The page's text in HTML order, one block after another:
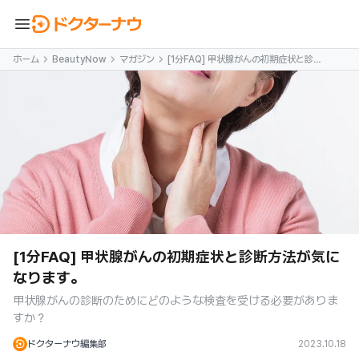
menu
ホーム BeautyNow マガジン
[1分FAQ] 甲状腺がんの初期症状と診断
方法が気になります。
[1分FAQ] 甲状腺がんの初期症状と診断方法が気に
なります。
甲状腺がんの診断のためにどのような検査を受ける必要がありま
すか？
ドクターナウ編集部 2023.10.18